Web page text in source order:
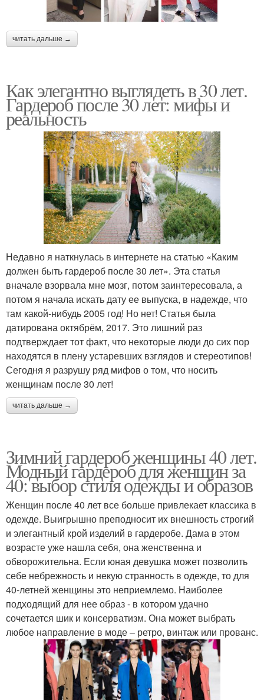
читать дальше →
Как элегантно выглядеть в 30 лет.
Гардероб после 30 лет: мифы и
реальность
Недавно я наткнулась в интернете на статью «Каким
должен быть гардероб после 30 лет». Эта статья
вначале взорвала мне мозг, потом заинтересовала, а
потом я начала искать дату ее выпуска, в надежде, что
там какой-нибудь 2005 год! Но нет! Статья была
датирована октябрём, 2017. Это лишний раз
подтверждает тот факт, что некоторые люди до сих пор
находятся в плену устаревших взглядов и стереотипов!
Сегодня я разрушу ряд мифов о том, что носить
женщинам после 30 лет!
читать дальше →
Зимний гардероб женщины 40 лет.
Модный гардероб для женщин за
40: выбор стиля одежды и образов
Женщин после 40 лет все больше привлекает классика в
одежде. Выигрышно преподносит их внешность строгий
и элегантный крой изделий в гардеробе. Дама в этом
возрасте уже нашла себя, она женственна и
обворожительна. Если юная девушка может позволить
себе небрежность и некую странность в одежде, то для
40-летней женщины это неприемлемо. Наиболее
подходящий для нее образ - в котором удачно
сочетается шик и консерватизм. Она может выбрать
любое направление в моде – ретро, винтаж или прованс.